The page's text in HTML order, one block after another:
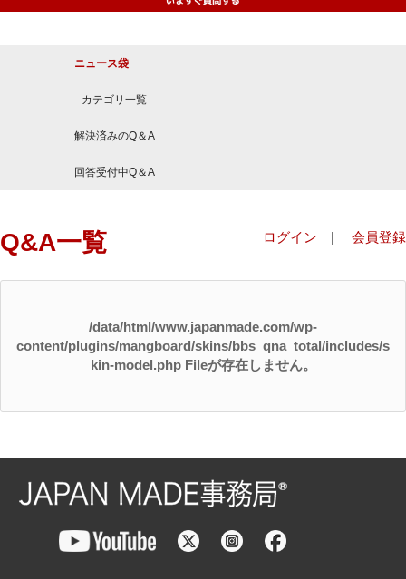
ニュース袋
カテゴリ一覧
解決済みのQ＆A
回答受付中Q＆A
Q&A一覧 ログイン | 会員登録
/data/html/www.japanmade.com/wp-
content/plugins/mangboard/skins/bbs_qna_total/includes/s
kin-model.php Fileが存在しません。